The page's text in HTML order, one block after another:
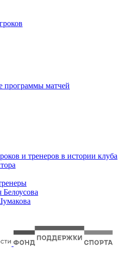
программы матчей
и тренеров в истории клуба